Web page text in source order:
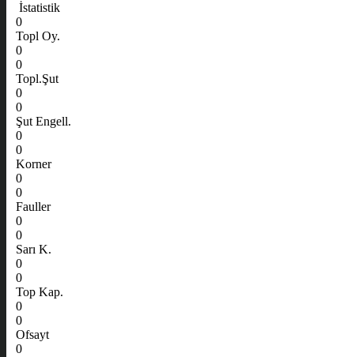
İstatistik
0
Topl Oy.
0
0
Topl.Şut
0
0
Şut Engell.
0
0
Korner
0
0
Fauller
0
0
Sarı K.
0
0
Top Kap.
0
0
Ofsayt
0